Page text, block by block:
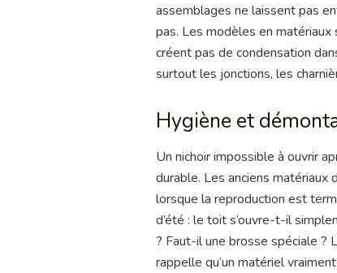
assemblages ne laissent pas
pas. Les modèles en
créent pas de condensation
surtout les jonctions, les
Hygiène et
Un nichoir impossible à ouvrir
durable. Les anciens matériaux
lorsque la reproduction est
d’été : le toit s’ouvre-t-il
? Faut-il une brosse spéciale ?
rappelle qu’un matériel